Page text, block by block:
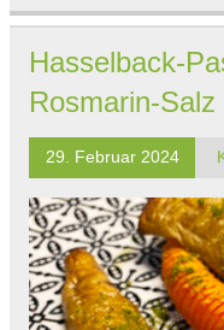
Hasselback-
Rosmarin-Salz
29. Februar 2024